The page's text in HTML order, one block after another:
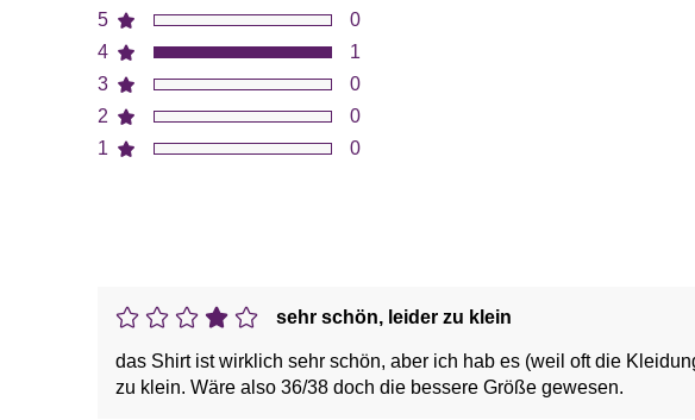
5
4
3
2
1
0
1
0
0
0
sehr schön, leider zu klein
das Shirt ist wirklich sehr schön, aber ich hab es (weil oft die
zu klein. Wäre also 36/38 doch die bessere Größe gewesen.